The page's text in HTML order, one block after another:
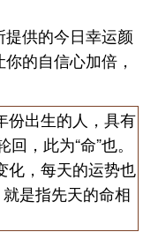
供的今日幸运颜
的自信心加倍，
出生的人，具有
，此为“命”也。
化，每天的运势也
就是指先天的命相